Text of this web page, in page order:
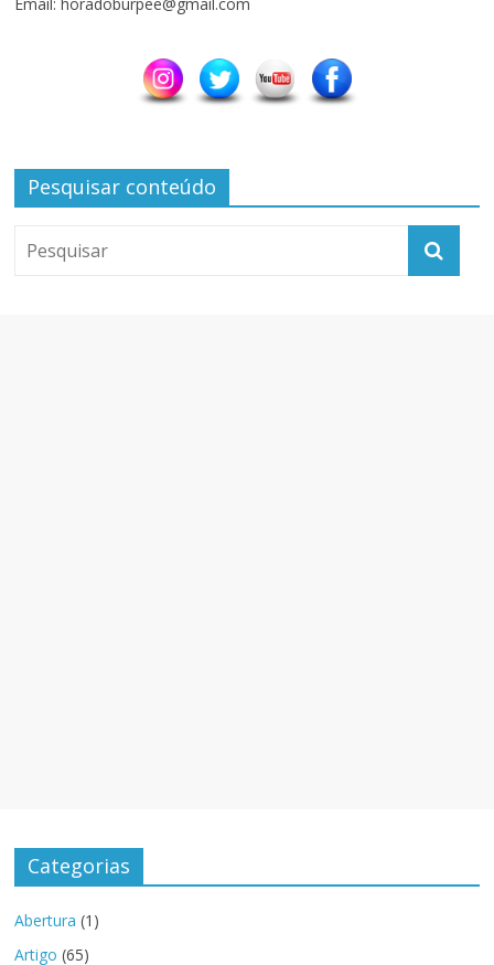
Email: horadoburpee@gmail.com
Pesquisar conteúdo
Categorias
Abertura (1)
Artigo (65)